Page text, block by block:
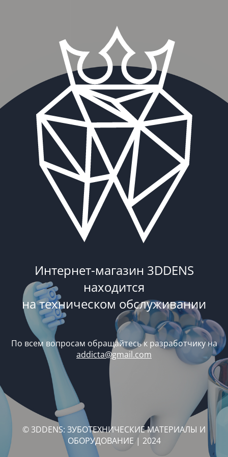
Интернет-магазин 3DDENS
находится
на техническом обслуживании
По всем вопросам обращайтесь к разработчику на
addicta@gmail.com
© 3DDENS: ЗУБОТЕХНИЧЕСКИЕ МАТЕРИАЛЫ И
ОБОРУДОВАНИЕ | 2024